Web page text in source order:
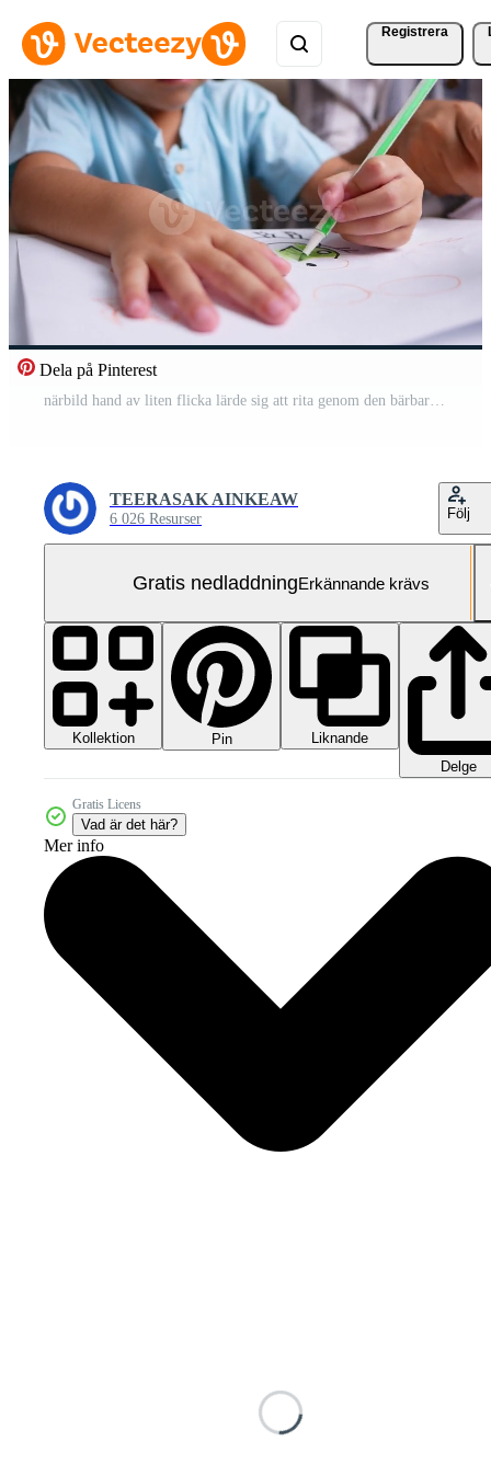
Registrera
Dela på Pinterest
närbild hand av liten flicka lärde sig att rita genom den bärbara datorn i vardagsrummet. mamma som hjälper flickan att rita en bild på papper. hemskolakoncept. dagis online-utbildning. Gratis Video
TEERASAK AINKEAW
6 026 Resurser Följ
Gratis nedladdningErkännande krävs
Kollektion Pin
Liknande
Delge
Gratis Licens
Vad är det här?
Mer info